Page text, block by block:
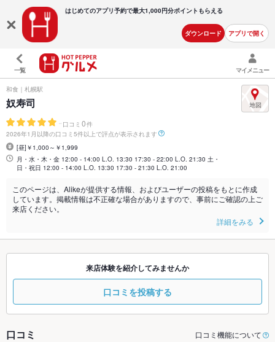
はじめてのアプリ予約で最大1,000円分ポイントもらえる
ダウンロード アプリで開く
一覧 マイメニュー
和食｜札幌駅
奴寿司
- 口コミ 0件
2026年1月以降の口コミ5件以上で評点が表示されます
[昼]￥1,000～￥1,999
月・水・木・金 12:00 - 14:00 L.O. 13:30 17:30 - 22:00 L.O. 21:30 土・
日・祝日 12:00 - 14:00 L.O. 13:30 17:30 - 21:30 L.O. 21:00
このページは、Alikeが提供する情報、およびユーザーの投稿をもとに作成
しています。掲載情報は不正確な場合がありますので、事前にご確認の上ご
来店ください。
詳細をみる
来店体験を紹介してみませんか
口コミを投稿する
口コミ 口コミ機能について